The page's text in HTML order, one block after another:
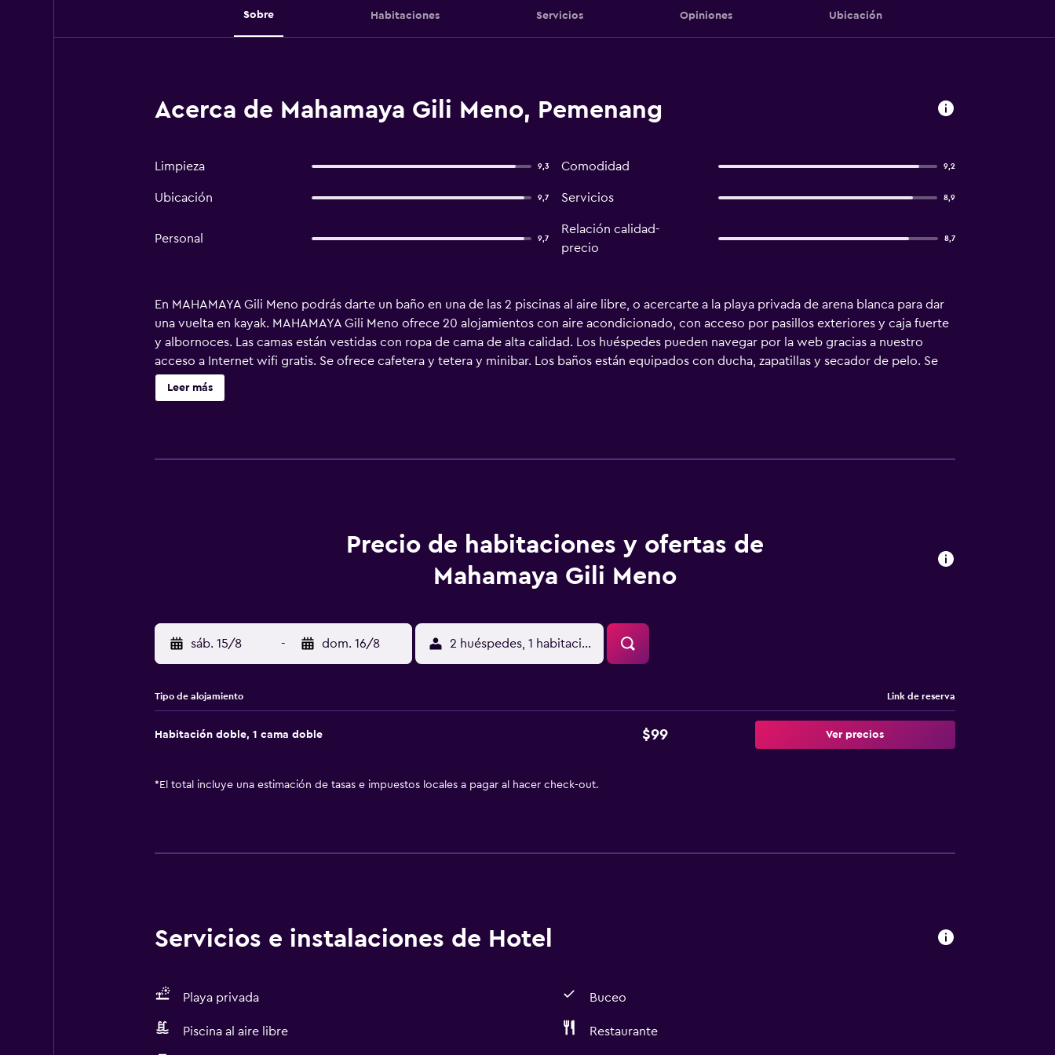
Sobre Habitaciones Servicios Opiniones Ubicación
Acerca de Mahamaya Gili Meno, Pemenang
Limpieza 9,3 Comodidad 9,2
Ubicación 9,7 Servicios 8,9
Personal 9,7
Relación calidad-
precio
8,7
En MAHAMAYA Gili Meno podrás darte un baño en una de las 2 piscinas al aire libre, o acercarte a la playa privada de arena blanca para dar
una vuelta en kayak. MAHAMAYA Gili Meno ofrece 20 alojamientos con aire acondicionado, con acceso por pasillos exteriores y caja fuerte
y albornoces. Las camas están vestidas con ropa de cama de alta calidad. Los huéspedes pueden navegar por la web gracias a nuestro
acceso a Internet wifi gratis. Se ofrece cafetera y tetera y minibar. Los baños están equipados con ducha, zapatillas y secador de pelo. Se
ofrece servicio de limpieza todos los días y es posible solicitar masajes en la habitación. También hay cunas gratuitas a disposición de los
clientes. En el alojamiento hay 2 piscinas al aire libre además de una playa privada. No se permite la entrada a la piscina de niños menores
Leer más
Precio de habitaciones y ofertas de
Mahamaya Gili Meno
sáb. 15/8 - dom. 16/8 2 huéspedes, 1 habitación
Tipo de alojamiento Link de reserva
Habitación doble, 1 cama doble $99 Ver precios
* El total incluye una estimación de tasas e impuestos locales a pagar al hacer check-out.
Servicios e instalaciones de Hotel
Playa privada Buceo
Piscina al aire libre Restaurante